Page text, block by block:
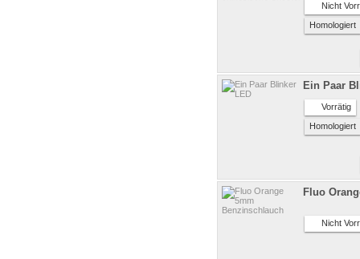
Nicht
Homologiert
Ein Paar
Vorrätig
Homologiert
Fluo
Nicht